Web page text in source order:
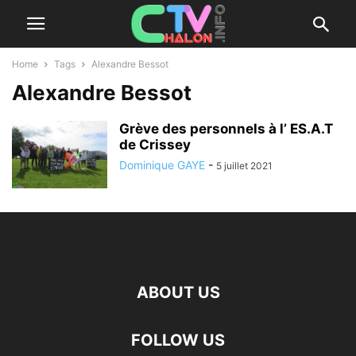
Home Tags Alexandre Bessot
Alexandre Bessot
Grève des personnels à l’ ES.A.T
de Crissey
Dominique GAYE - 5 juillet 2021
ABOUT US
FOLLOW US